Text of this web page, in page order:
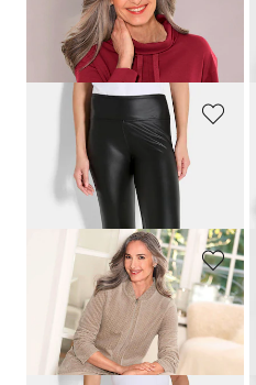
COMODO
119,00 CHF
PLANTIER
Legging en similicuir
69,00 CHF
COMODO
Tenue d'intérieur en velours ras
179,00 CHF